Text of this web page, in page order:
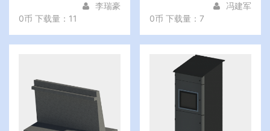
李瑞豪
0币 下载量：11
冯建军
0币 下载量：7